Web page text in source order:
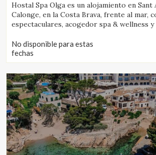
Hostal Spa Olga es un alojamiento en Sant
Calonge, en la Costa Brava, frente al mar,
espectaculares, acogedor spa & wellness y
No disponible para estas
fechas